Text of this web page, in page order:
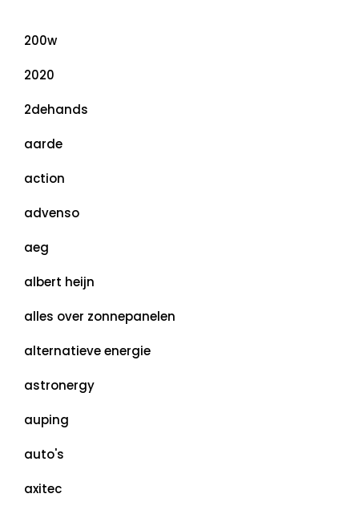
200w
2020
2dehands
aarde
action
advenso
aeg
albert heijn
alles over zonnepanelen
alternatieve energie
astronergy
auping
auto's
axitec